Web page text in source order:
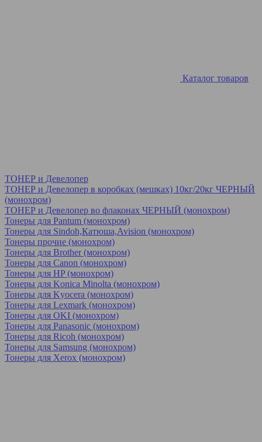
Каталог товаров
ТОНЕР и Девелопер
ТОНЕР и Девелопер в коробках (мешках) 10кг/20кг ЧЕРНЫЙ
(монохром)
ТОНЕР и Девелопер во флаконах ЧЕРНЫЙ (монохром)
Тонеры для Pantum (монохром)
Тонеры для Sindoh,Катюша,Avision (монохром)
Тонеры прочие (монохром)
Тонеры для Brother (монохром)
Тонеры для Canon (монохром)
Тонеры для HP (монохром)
Тонеры для Konica Minolta (монохром)
Тонеры для Kyocera (монохром)
Тонеры для Lexmark (монохром)
Тонеры для OKI (монохром)
Тонеры для Panasonic (монохром)
Тонеры для Ricoh (монохром)
Тонеры для Samsung (монохром)
Тонеры для Xerox (монохром)